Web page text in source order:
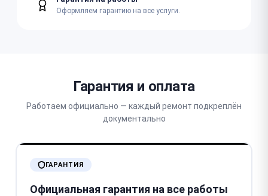
Оформляем гарантию на все услуги.
Гарантия и оплата
Работаем официально — каждый ремонт подкреплён
документально
ГАРАНТИЯ
Официальная гарантия на все работы